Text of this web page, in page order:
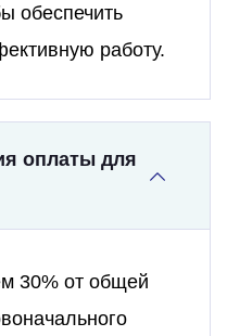
обеспечить
работу.
оплаты для
30% от общей